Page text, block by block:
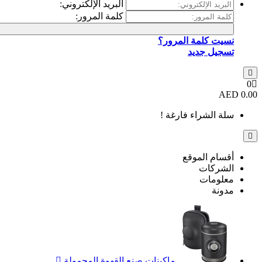
البريد الإلكتروني:
كلمة المرور:
نسيت كلمة المرور؟
تسجيل جديد
0
0.00 AED
سلة الشراء فارغة !
أقسام الموقع
الشركات
معلومات
مدونة